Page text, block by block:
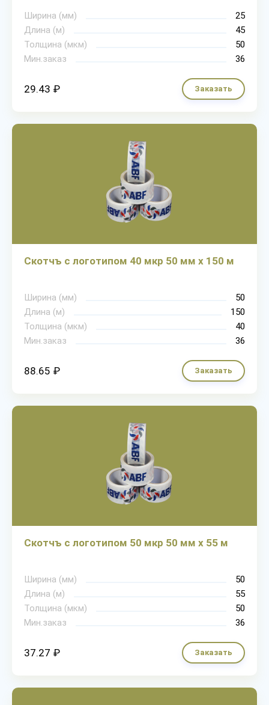
Ширина (мм)
25
Длина (м)
45
Толщина (мкм)
50
Мин.заказ
36
29.43 ₽ Заказать
Скотчъ с логотипом 40 мкр 50 мм х 150 м
Ширина (мм)
50
Длина (м)
150
Толщина (мкм)
40
Мин.заказ
36
88.65 ₽ Заказать
Скотчъ с логотипом 50 мкр 50 мм х 55 м
Ширина (мм)
50
Длина (м)
55
Толщина (мкм)
50
Мин.заказ
36
37.27 ₽ Заказать